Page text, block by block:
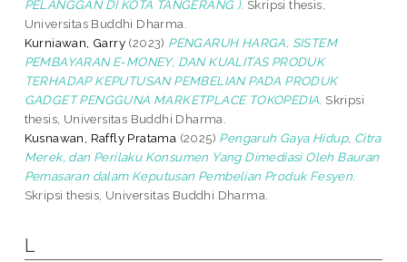
PELANGGAN DI KOTA TANGERANG ). Skripsi thesis,
Universitas Buddhi Dharma.
Kurniawan, Garry (2023) PENGARUH HARGA, SISTEM
PEMBAYARAN E-MONEY, DAN KUALITAS PRODUK
TERHADAP KEPUTUSAN PEMBELIAN PADA PRODUK
GADGET PENGGUNA MARKETPLACE TOKOPEDIA. Skripsi
thesis, Universitas Buddhi Dharma.
Kusnawan, Raffly Pratama (2025) Pengaruh Gaya Hidup, Citra
Merek, dan Perilaku Konsumen Yang Dimediasi Oleh Bauran
Pemasaran dalam Keputusan Pembelian Produk Fesyen.
Skripsi thesis, Universitas Buddhi Dharma.
L